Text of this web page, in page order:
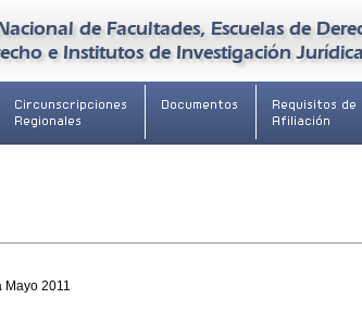
de Facultades, Escuelas de
e Institutos de Investigación
Circunscripciones
Regionales
Documentos
Requisitos de
Afiliación
Mayo 2011